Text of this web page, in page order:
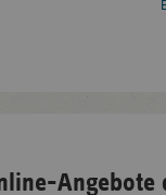
Angebote